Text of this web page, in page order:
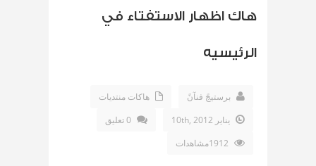
هاك اظهار الاستفتاء في
الرئيسيه
برستيجً فنآنً
هاكات منتديات
يناير 10th, 2012
0 تعليق